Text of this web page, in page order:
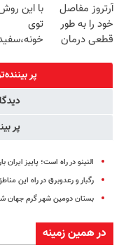
🔥 پرداخت
درب منزل
آرتروز مفاصل
خود را به طور
قطعی درمان
با این
توی
برگردون
(40%off)
پر
پر
النینو در راه است؛ پاییز ایران
رگبار و رعدوبرق در راه این
بستان دومین شهر گرم جهان
در همین زمینه